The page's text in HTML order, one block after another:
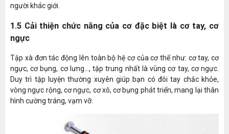
người khác giới.
1.5 Cải thiện chức năng của cơ đặc biệt là cơ tay, cơ
ngực
Tập xà đơn tác động lên toàn bộ hệ cơ của cơ thể như: cơ tay, cơ
ngực, cơ bụng, cơ lưng..., tập trung nhất là vùng cơ tay, cơ ngực.
Duy trì tập luyện thường xuyên giúp bạn có đôi tay chắc khỏe,
vòng ngực rộng, cơ ngực, cơ xô, cơ bụng phát triển, mang lại thân
hình cường tráng, vạm vỡ.